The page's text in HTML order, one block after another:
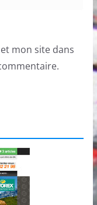
mon site dans